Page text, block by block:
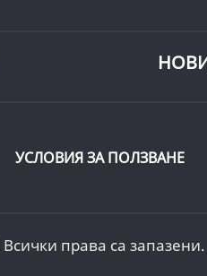
УСЛОВИЯ ЗА ПОЛЗВАНЕ
Всички права са запазени.